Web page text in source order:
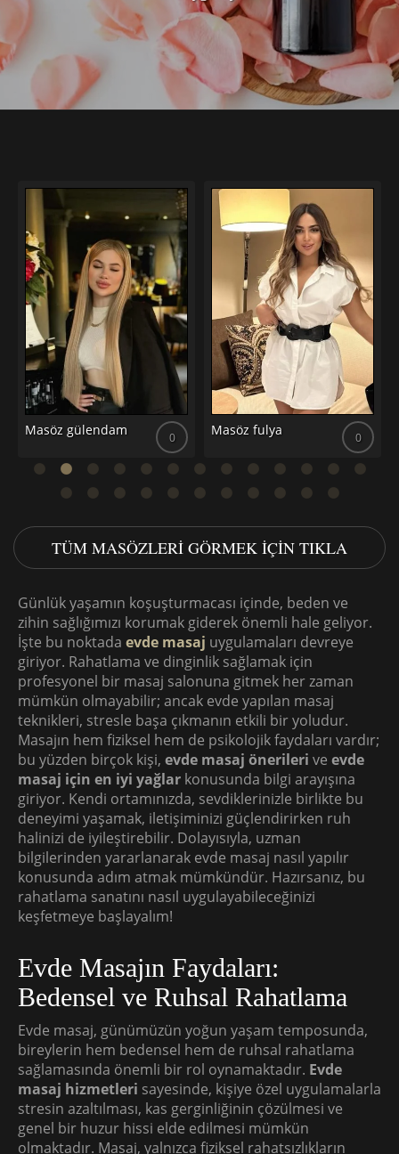
0 Masöz helen 0 Masöz didem
TÜM MASÖZLERI GÖRMEK IÇIN TIKLA
Günlük yaşamın koşuşturmacası içinde, beden ve
zihin sağlığımızı korumak giderek önemli hale geliyor.
İşte bu noktada evde masaj uygulamaları devreye
giriyor. Rahatlama ve dinginlik sağlamak için
profesyonel bir masaj salonuna gitmek her zaman
mümkün olmayabilir; ancak evde yapılan masaj
teknikleri, stresle başa çıkmanın etkili bir yoludur.
Masajın hem fiziksel hem de psikolojik faydaları vardır;
bu yüzden birçok kişi, evde masaj önerileri ve evde
masaj için en iyi yağlar konusunda bilgi arayışına
giriyor. Kendi ortamınızda, sevdiklerinizle birlikte bu
deneyimi yaşamak, iletişiminizi güçlendirirken ruh
halinizi de iyileştirebilir. Dolayısıyla, uzman
bilgilerinden yararlanarak evde masaj nasıl yapılır
konusunda adım atmak mümkündür. Hazırsanız, bu
rahatlama sanatını nasıl uygulayabileceğinizi
keşfetmeye başlayalım!
Evde Masajın Faydaları:
Bedensel ve Ruhsal Rahatlama
Evde masaj, günümüzün yoğun yaşam temposunda,
bireylerin hem bedensel hem de ruhsal rahatlama
sağlamasında önemli bir rol oynamaktadır. Evde
masaj hizmetleri sayesinde, kişiye özel uygulamalarla
stresin azaltılması, kas gerginliğinin çözülmesi ve
genel bir huzur hissi elde edilmesi mümkün
olmaktadır. Masaj, yalnızca fiziksel rahatsızlıkların